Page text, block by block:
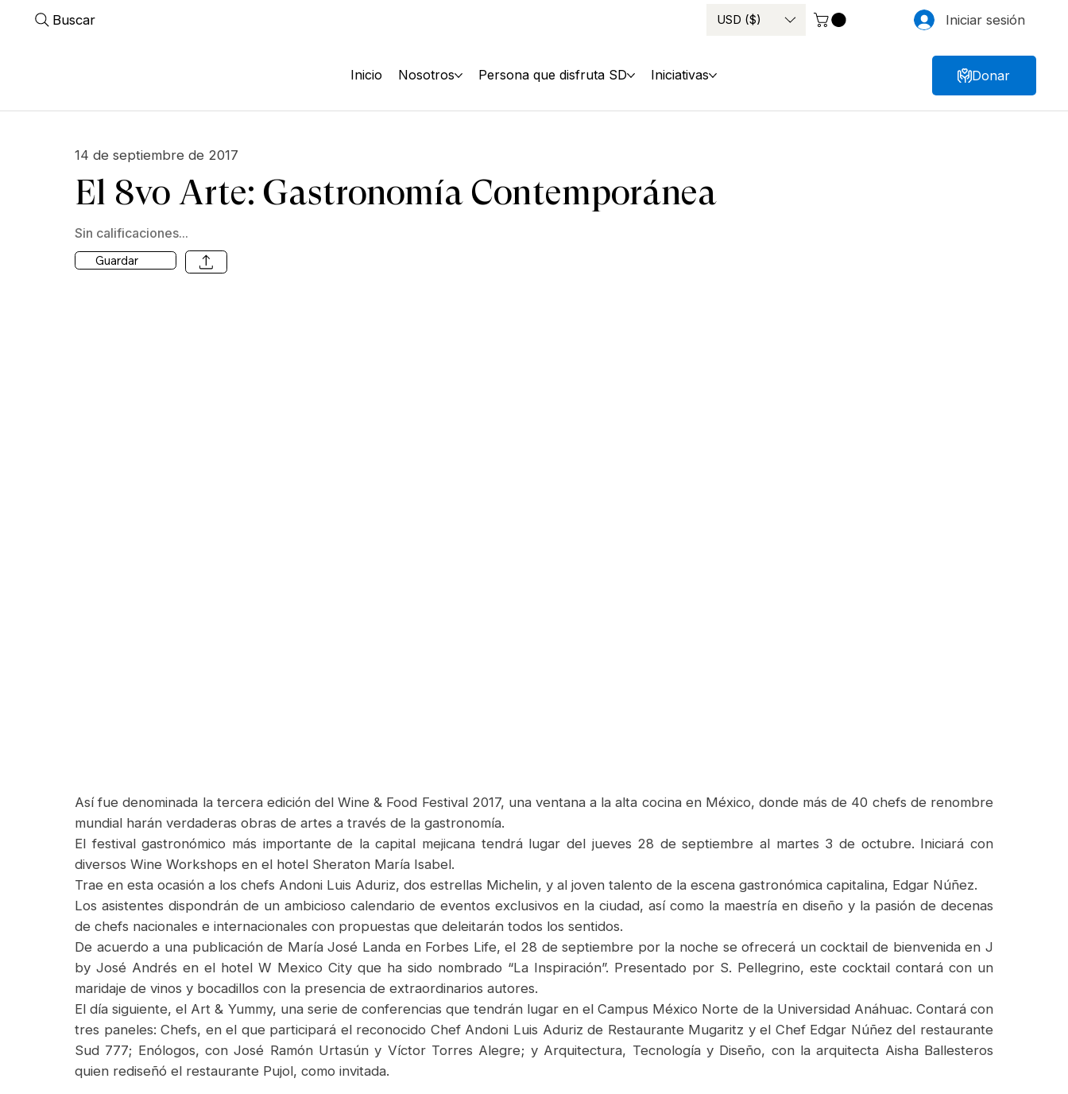
Buscar USD ($) Iniciar sesión
Inicio Nosotros Persona que disfruta SD Iniciativas Donar
14 de septiembre de 2017
El 8vo Arte: Gastronomía Contemporánea
Sin calificaciones...
Guardar
Así fue denominada la tercera edición del Wine & Food Festival 2017, una ventana a la alta cocina en México, donde más de 40 chefs de renombre
mundial harán verdaderas obras de artes a través de la gastronomía.
El festival gastronómico más importante de la capital mejicana tendrá lugar del jueves 28 de septiembre al martes 3 de octubre. Iniciará con
diversos Wine Workshops en el hotel Sheraton María Isabel.
Trae en esta ocasión a los chefs Andoni Luis Aduriz, dos estrellas Michelin, y al joven talento de la escena gastronómica capitalina, Edgar Núñez.
Los asistentes dispondrán de un ambicioso calendario de eventos exclusivos en la ciudad, así como la maestría en diseño y la pasión de decenas
de chefs nacionales e internacionales con propuestas que deleitarán todos los sentidos.
De acuerdo a una publicación de María José Landa en Forbes Life, el 28 de septiembre por la noche se ofrecerá un cocktail de bienvenida en J
by José Andrés en el hotel W Mexico City que ha sido nombrado “La Inspiración”. Presentado por S. Pellegrino, este cocktail contará con un
maridaje de vinos y bocadillos con la presencia de extraordinarios autores.
El día siguiente, el Art & Yummy, una serie de conferencias que tendrán lugar en el Campus México Norte de la Universidad Anáhuac. Contará con
tres paneles: Chefs, en el que participará el reconocido Chef Andoni Luis Aduriz de Restaurante Mugaritz y el Chef Edgar Núñez del restaurante
Sud 777; Enólogos, con José Ramón Urtasún y Víctor Torres Alegre; y Arquitectura, Tecnología y Diseño, con la arquitecta Aisha Ballesteros
quien rediseñó el restaurante Pujol, como invitada.